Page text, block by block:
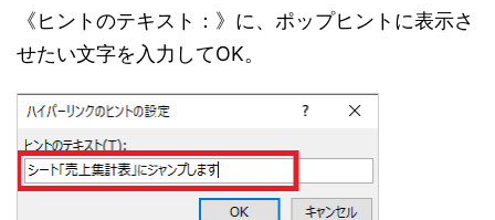
《ヒントのテキスト：》に、ポップヒントに表示さ
せたい文字を入力してOK。